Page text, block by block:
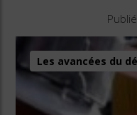
Les avancées du